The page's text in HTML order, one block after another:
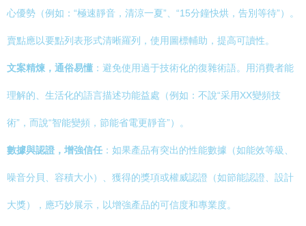
心優勢（例如：“極速靜音，清涼一夏”、“15分鐘快烘，告別等待”）。
賣點應以要點列表形式清晰羅列，使用圖標輔助，提高可讀性。
文案精煉，通俗易懂 ：避免使用過于技術化的復雜術語。用消費者能
理解的、生活化的語言描述功能益處（例如：不說“采用XX變頻技
術”，而說“智能變頻，節能省電更靜音”）。
數據與認證，增強信任 ：如果產品有突出的性能數據（如能效等級、
噪音分貝、容積大小）、獲得的獎項或權威認證（如節能認證、設計
大獎），應巧妙展示，以增強產品的可信度和專業度。